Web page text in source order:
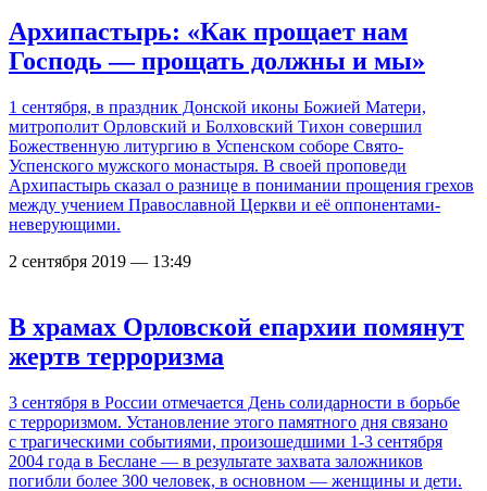
Архипастырь: «Как прощает нам
Господь — прощать должны и мы»
1 сентября, в праздник Донской иконы Божией Матери,
митрополит Орловский и Болховский Тихон совершил
Божественную литургию в Успенском соборе Свято-
Успенского мужского монастыря. В своей проповеди
Архипастырь сказал о разнице в понимании прощения грехов
между учением Православной Церкви и её оппонентами-
неверующими.
2 сентября 2019 — 13:49
В храмах Орловской епархии помянут
жертв терроризма
3 сентября в России отмечается День солидарности в борьбе
с терроризмом. Установление этого памятного дня связано
с трагическими событиями, произошедшими 1-3 сентября
2004 года в Беслане — в результате захвата заложников
погибли более 300 человек, в основном — женщины и дети.